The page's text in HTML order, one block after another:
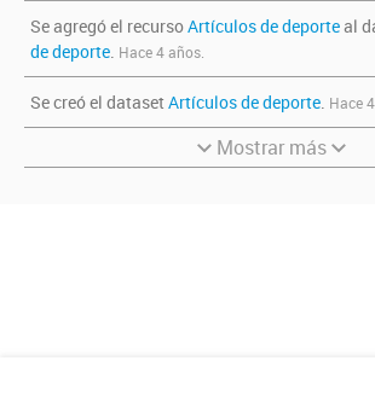
Se agregó el recursoArtículos de deporteal
de deporte. Hace 4 años.
Se creó el dataset Artículos de deporte. Hace
Mostrar más